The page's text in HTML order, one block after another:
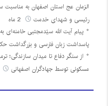
الزمان عج استان اصفهان به مناسبت
رئیسی و شهدای خدمت
پاسداشت زبان فارسی و بزرگداشت
مسکونی توسط جهادگران اصفهانی